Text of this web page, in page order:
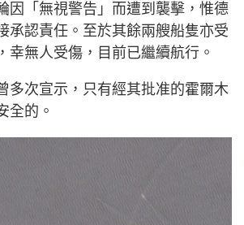
因「無視警告」而遭到襲擊，惟德
承認責任。至於其餘兩艘船隻亦受
幸無人受傷，目前已繼續航行。
多次宣示，只有經其批准的霍爾木
全的。